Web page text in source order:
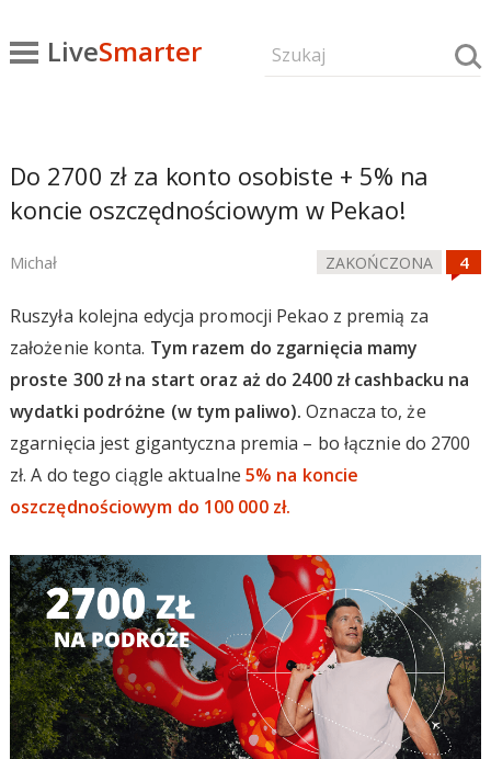
LiveSmarter
Do 2700 zł za konto osobiste + 5% na
koncie oszczędnościowym w Pekao!
Michał ZAKOŃCZONA
Ruszyła kolejna edycja promocji Pekao z premią za
założenie konta. Tym razem do zgarnięcia mamy
proste 300 zł na start oraz aż do 2400 zł cashbacku na
wydatki podróżne (w tym paliwo). Oznacza to, że
zgarnięcia jest gigantyczna premia – bo łącznie do 2700
zł. A do tego ciągle aktualne 5% na koncie
oszczędnościowym do 100 000 zł.